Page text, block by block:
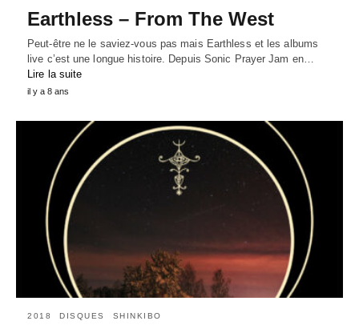
Earthless – From The West
Peut-être ne le saviez-vous pas mais Earthless et les albums
live c’est une longue histoire. Depuis Sonic Prayer Jam en…
Lire la suite
il y a 8 ans
2018 DISQUES SHINKIBO